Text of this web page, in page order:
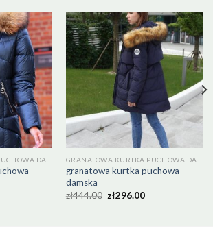
granatowa kurtka puchowa
damska
zł444.00 zł296.00